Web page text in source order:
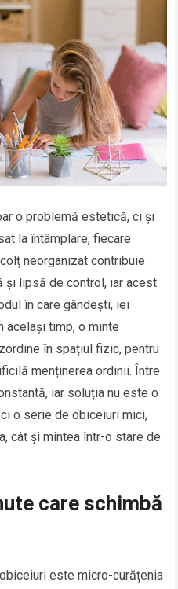
o problemă estetică, ci și
la întâmplare, fiecare
neorganizat contribuie
și lipsă de control, iar acest
în care gândești, iei
timp, o minte
în spațiul fizic, pentru
menținerea ordinii. Între
iar soluția nu este o
o serie de obiceiuri mici,
cât și mintea într-o stare de
care schimbă
este micro-curățenia